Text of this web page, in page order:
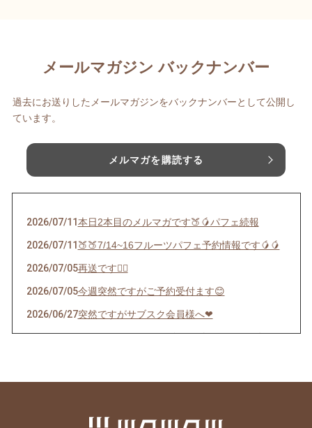
メールマガジン バックナンバー
過去にお送りしたメールマガジンをバックナンバーとして公開し
ています。
メルマガを購読する
2026/07/11本日2本目のメルマガです🍑🥭パフェ続報
2026/07/11 🍑🍑7/14~16フルーツパフェ予約情報です🥭🥭
2026/07/05再送です🙇‍♀️
2026/07/05今週突然ですがご予約受付ます😊
2026/06/27突然ですがサブスク会員様へ❤︎
2026/06/22インスタストーリーズにあげたパフェの件🍊
ます🍎